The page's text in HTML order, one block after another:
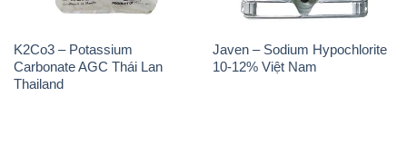
K2Co3 – Potassium
Carbonate AGC Thái Lan
Thailand
Javen – Sodium Hypochlorite
10-12% Việt Nam